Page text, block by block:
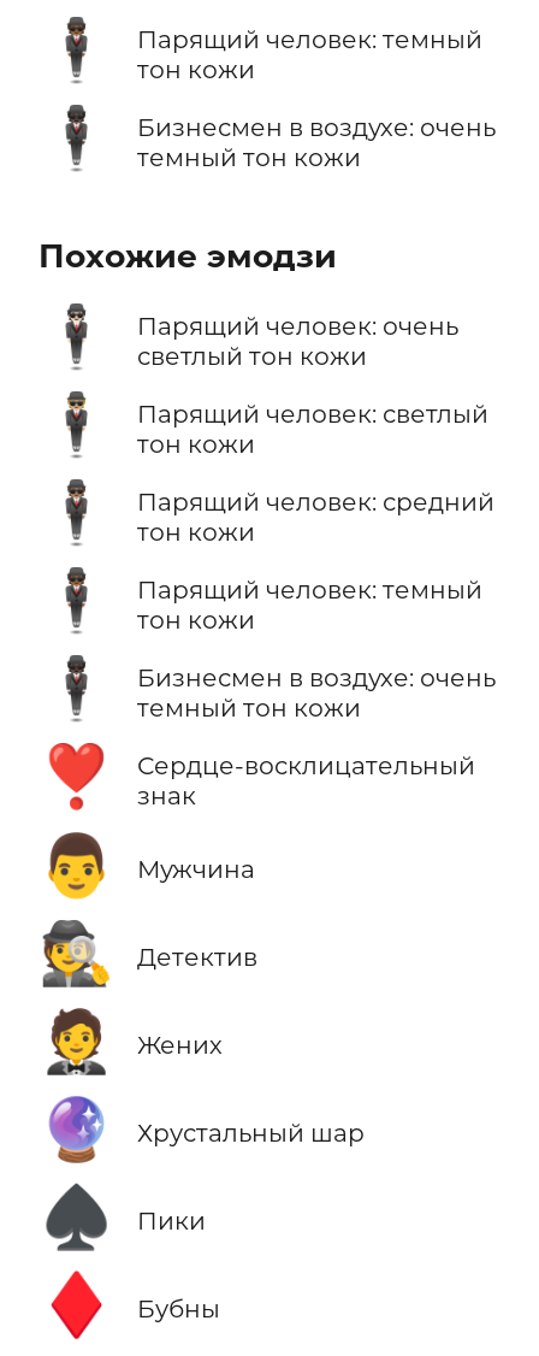
🕴🏾
Парящий человек: темный
тон кожи
🕴🏿
Бизнесмен в воздухе: очень
темный тон кожи
Похожие эмодзи
🕴🏻
Парящий человек: очень
светлый тон кожи
🕴🏼
Парящий человек: светлый
тон кожи
🕴🏽
Парящий человек: средний
тон кожи
🕴🏾
Парящий человек: темный
тон кожи
🕴🏿
Бизнесмен в воздухе: очень
темный тон кожи
❣️
Сердце-восклицательный
знак
👨 Мужчина
🕵️ Детектив
🤵 Жених
🔮 Хрустальный шар
♠️ Пики
♦️ Бубны